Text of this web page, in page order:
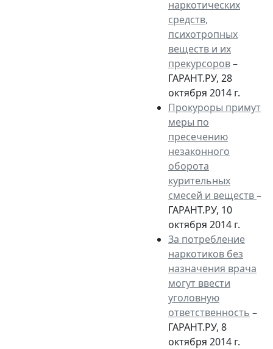
наркотических
средств,
психотропных
веществ и их
прекурсоров–
ГАРАНТ.РУ, 28
октября 2014 г.
Прокуроры примут
меры по
пресечению
незаконного
оборота
курительных
смесей и веществ–
ГАРАНТ.РУ, 10
октября 2014 г.
За потребление
наркотиков без
назначения врача
могут ввести
уголовную
ответственность –
ГАРАНТ.РУ, 8
октября 2014 г.